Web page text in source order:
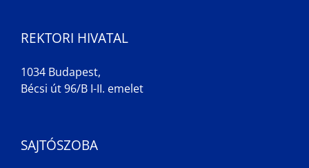
REKTORI HIVATAL
1034 Budapest,
Bécsi út 96/B I-II. emelet
SAJTÓSZOBA